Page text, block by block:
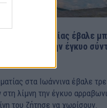
Επιχειρηματίας έβαλε
στη λίμνη την έγκυο
στα Ιωάννινα έβαλε
στη λίμνη την έγκυο
του ζήτησε να χωρίσουν. Φέρεται